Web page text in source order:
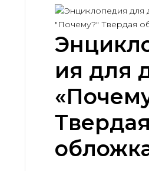
ия для
Твердая